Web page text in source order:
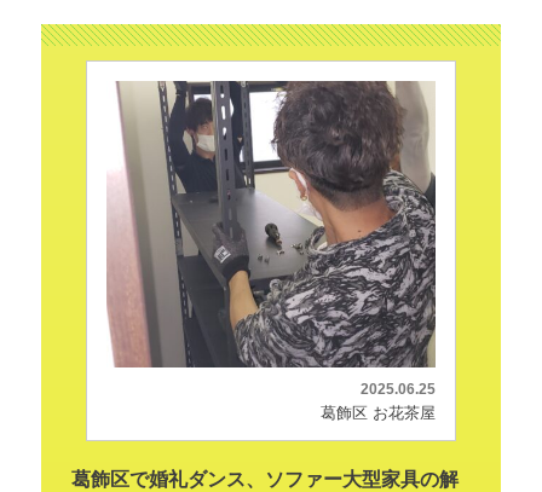
2025.06.25
葛飾区 お花茶屋
葛飾区で婚礼ダンス、ソファー大型家具の解